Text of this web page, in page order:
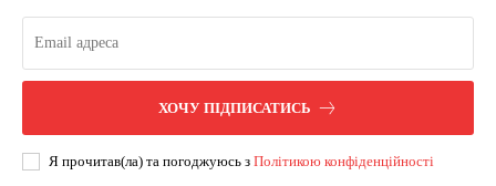
ХОЧУ ПІДПИСАТИСЬ
Я прочитав(ла) та погоджуюсь з Політикою конфіденційності